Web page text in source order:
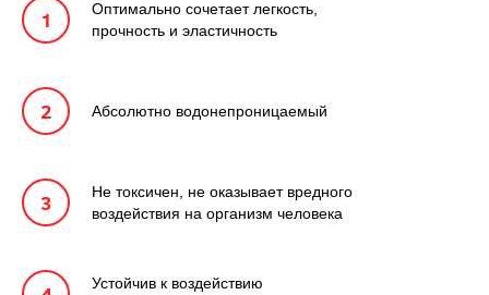
Оптимально сочетает легкость,
прочность и эластичность
Абсолютно водонепроницаемый
Не токсичен, не оказывает вредного
воздействия на организм человека
Устойчив к воздействию